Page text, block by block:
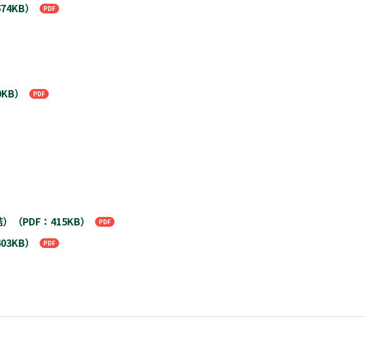
）
）
（PDF：415KB）
）